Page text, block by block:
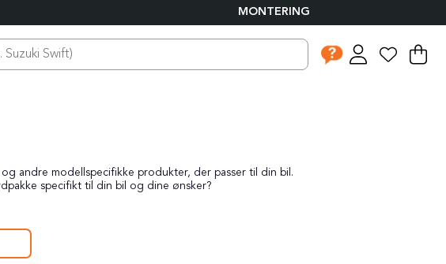
MONTERING
.
andre modellspecifikke produkter, der passer til din bil.
specifikt til din bil og dine ønsker?